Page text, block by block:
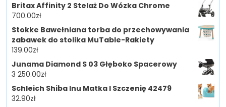
Britax Affinity 2 Stelaż Do Wózka Chrome
700.00zł
Stokke Bawełniana torba do przechowywania
zabawek do stolika MuTable-Rakiety
139.00zł
Junama Diamond S 03 Głęboko Spacerowy
3 250.00zł
Schleich Shiba Inu Matka I Szczenię 42479
32.90zł